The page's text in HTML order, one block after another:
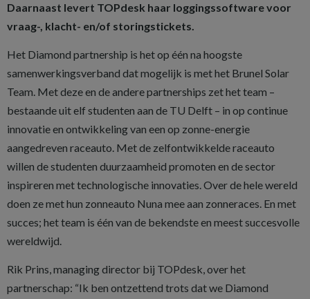
Daarnaast levert TOPdesk haar loggingssoftware voor
vraag-, klacht- en/of storingstickets.
Het Diamond partnership is het op één na hoogste
samenwerkingsverband dat mogelijk is met het Brunel Solar
Team. Met deze en de andere partnerships zet het team –
bestaande uit elf studenten aan de TU Delft – in op continue
innovatie en ontwikkeling van een op zonne-energie
aangedreven raceauto. Met de zelfontwikkelde raceauto
willen de studenten duurzaamheid promoten en de sector
inspireren met technologische innovaties. Over de hele wereld
doen ze met hun zonneauto Nuna mee aan zonneraces. En met
succes; het team is één van de bekendste en meest succesvolle
wereldwijd.
Rik Prins, managing director bij TOPdesk, over het
partnerschap: “Ik ben ontzettend trots dat we Diamond